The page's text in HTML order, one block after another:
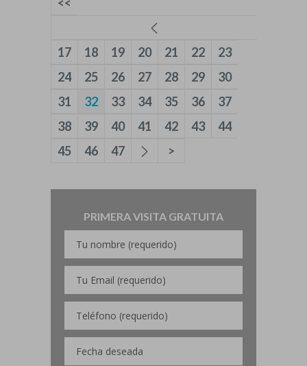
<<
17 18 19 20 21 22
23
24
25 26 27 28 29
30
31
32 33 34 35 36
37
38
39 40 41 42 43
44
45
46 47 >
PRIMERA VISITA GRATUITA